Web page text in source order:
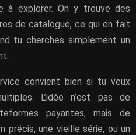
à explorer. On y trouve des
de catalogue, ce qui en fait
tu cherches simplement un
convient bien si tu veux
L’idée n’est pas de
payantes, mais de
précis, une vieille série, ou un